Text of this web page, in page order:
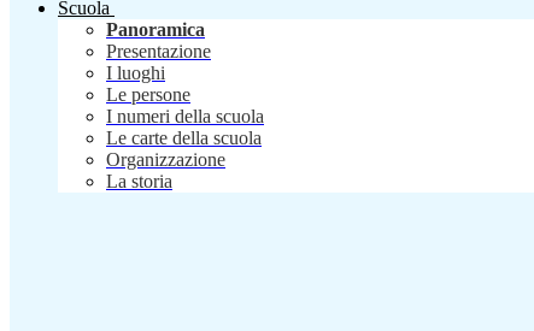
Scuola
Panoramica
Presentazione
I luoghi
Le persone
I numeri della scuola
Le carte della scuola
Organizzazione
La storia